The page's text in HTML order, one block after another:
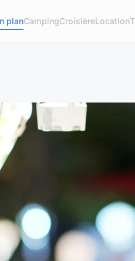
planCampingCroisièreLocation